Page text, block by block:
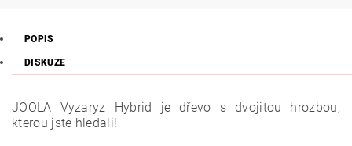
POPIS
DISKUZE
JOOLA Vyzaryz Hybrid je dřevo s dvojitou hrozbou,
kterou jste hledali!